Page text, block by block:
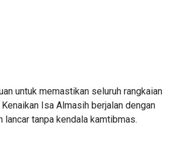
untuk memastikan seluruh rangkaian
Isa Almasih berjalan dengan
lancar tanpa kendala kamtibmas.